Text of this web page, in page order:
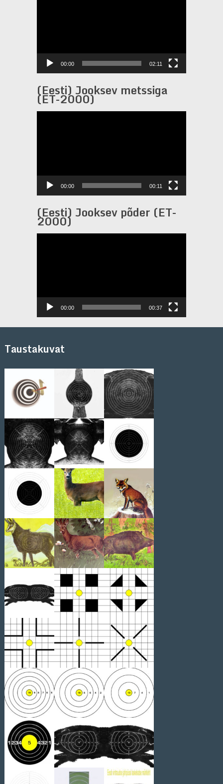
00:00 02:11
(Eesti) Jooksev metssiga
(ET-2000)
00:00 00:11
(Eesti) Jooksev põder (ET-
2000)
00:00 00:37
Taustakuvat